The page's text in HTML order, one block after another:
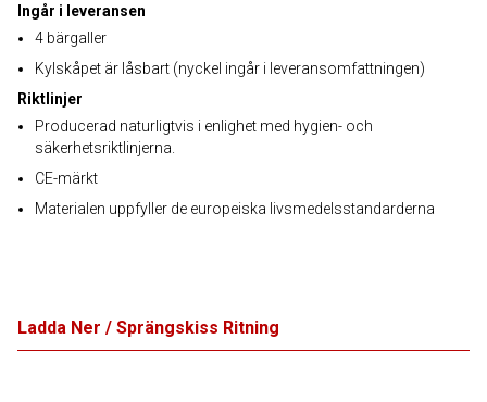
Ingår i leveransen
4 bärgaller
Kylskåpet är låsbart (nyckel ingår i leveransomfattningen)
Riktlinjer
Producerad naturligtvis i enlighet med hygien- och
säkerhetsriktlinjerna.
CE-märkt
Materialen uppfyller de europeiska livsmedelsstandarderna
Ladda Ner / Sprängskiss Ritning